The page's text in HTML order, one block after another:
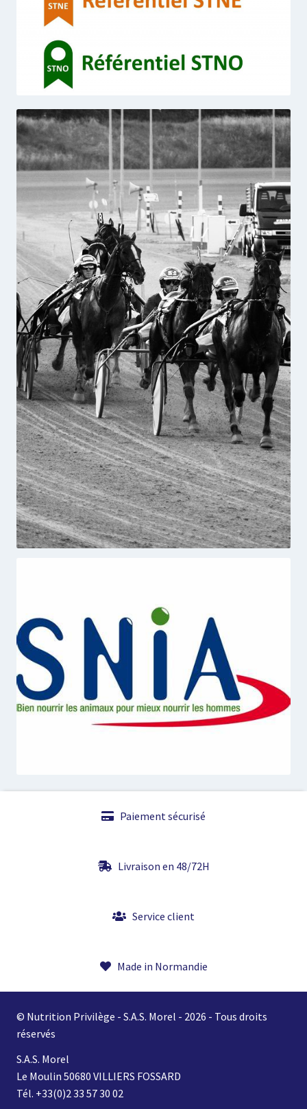
Paiement sécurisé
Livraison en 48/72H
Service client
Made in Normandie
© Nutrition Privilège - S.A.S. Morel - 2026 - Tous droits
réservés
S.A.S. Morel
Le Moulin 50680 VILLIERS FOSSARD
Tél. +33(0)2 33 57 30 02